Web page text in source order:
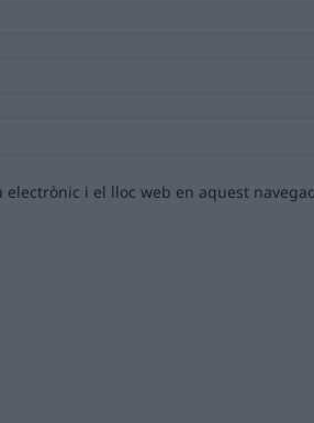
electrònic i el lloc web en aquest